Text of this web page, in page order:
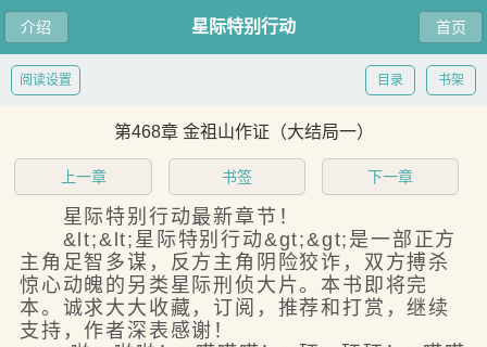
介绍 首页
星际特别行动
书架
目录
阅读设置
第468章 金祖山作证（大结局一）
上一章 书签 下一章
星际特别行动最新章节！
&lt;&lt;星际特别行动&gt;&gt;是一部正方
主角足智多谋，反方主角阴险狡诈，双方搏杀
惊心动魄的另类星际刑侦大片。本书即将完
本。诚求大大收藏，订阅，推荐和打赏，继续
支持，作者深表感谢！